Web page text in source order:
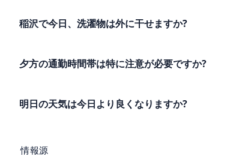
稲沢で今日、洗濯物は外に干せますか?
夕方の通勤時間帯は特に注意が必要ですか?
明日の天気は今日より良くなりますか?
情報源